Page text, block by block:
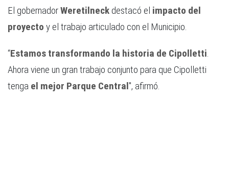
El gobernadorWeretilneck destacó el impacto del
proyecto y el trabajo articulado con el Municipio.
“Estamos transformando la historia de Cipolletti.
Ahora viene un gran trabajo conjunto para que Cipolletti
tenga el mejor Parque Central", afirmó.